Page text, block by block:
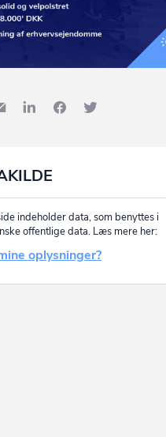
indeholder data, som benyttes i
offentlige data. Læs mere her:
oplysninger?